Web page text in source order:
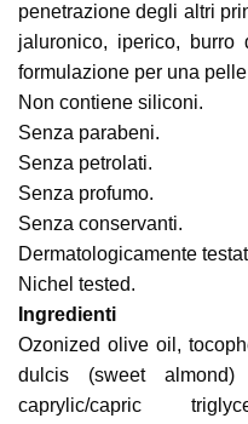
penetrazione degli altri
jaluronico, iperico,
formulazione per una
Non contiene siliconi.
Senza parabeni.
Senza petrolati.
Senza profumo.
Senza conservanti.
Dermatologicamente
Nichel tested.
Ingredienti
Ozonized olive oil,
dulcis (sweet almond)
caprylic/capric